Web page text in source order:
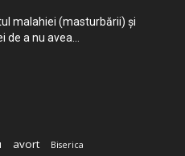
malahiei (masturbării) şi
de a nu avea...
avort Biserica